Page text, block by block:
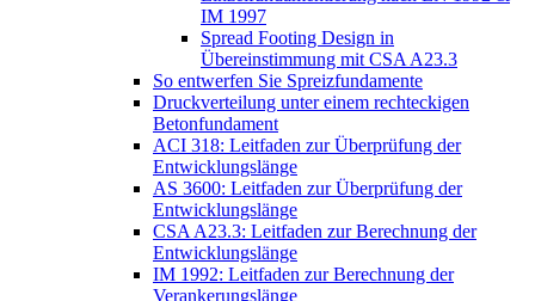
IM 1997
Spread Footing Design in
Übereinstimmung mit CSA A23.3
So entwerfen Sie Spreizfundamente
Druckverteilung unter einem rechteckigen
Betonfundament
ACI 318: Leitfaden zur Überprüfung der
Entwicklungslänge
AS 3600: Leitfaden zur Überprüfung der
Entwicklungslänge
CSA A23.3: Leitfaden zur Berechnung der
Entwicklungslänge
IM 1992: Leitfaden zur Berechnung der
Verankerungslänge